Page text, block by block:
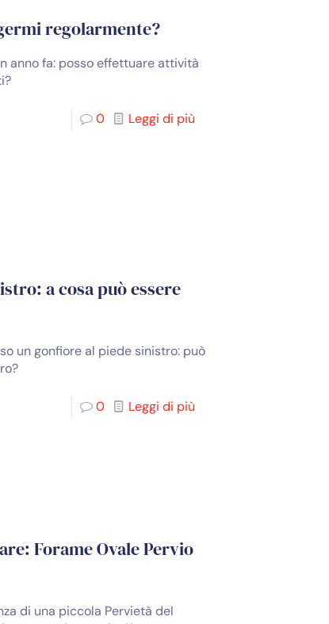
regolarmente?
anno fa: posso effettuare attività
0 Leggi di più
a cosa può essere
un gonfiore al piede sinistro: può
0 Leggi di più
Forame Ovale Pervio
di una piccola Pervietà del